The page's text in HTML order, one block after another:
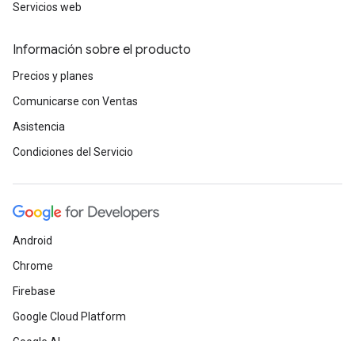
Servicios web
Información sobre el producto
Precios y planes
Comunicarse con Ventas
Asistencia
Condiciones del Servicio
Android
Chrome
Firebase
Google Cloud Platform